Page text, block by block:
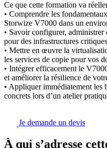
Ce que cette formation va
• Comprendre les
Storwize V7000 dans un
• Savoir configurer,
pour des infrastructures
• Mettre en œuvre la
les services de copie pour vos
• Intégrer efficacement le
et améliorer la résilience de
• Appliquer immédiatement les
concrets lors d’un atelier
Je demande un devis
À qui s’adresse